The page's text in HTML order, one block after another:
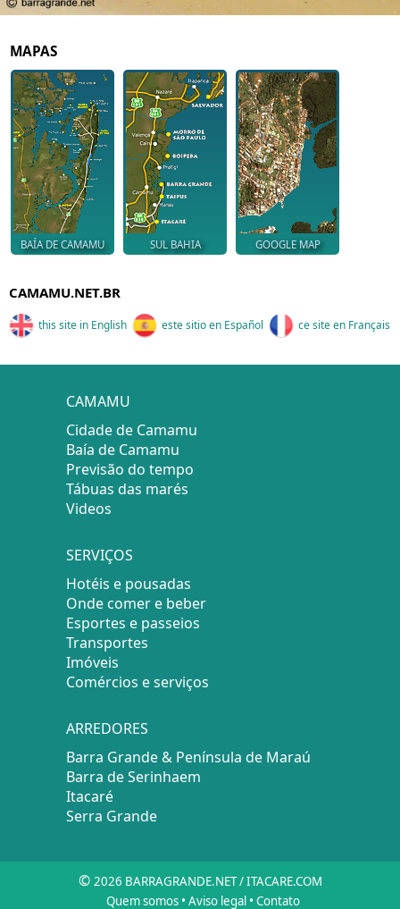
MAPAS
BAÍA DE CAMAMU SUL BAHIA GOOGLE MAP
CAMAMU.NET.BR
this site in English este sitio en Español ce site en Français
CAMAMU
Cidade de Camamu
Baía de Camamu
Previsão do tempo
Tábuas das marés
Videos
SERVIÇOS
Hotéis e pousadas
Onde comer e beber
Esportes e passeios
Transportes
Imóveis
Comércios e serviços
ARREDORES
Barra Grande & Península de Maraú
Barra de Serinhaem
Itacaré
Serra Grande
© 2026 BARRAGRANDE.NET / ITACARE.COM
Quem somos• Aviso legal• Contato